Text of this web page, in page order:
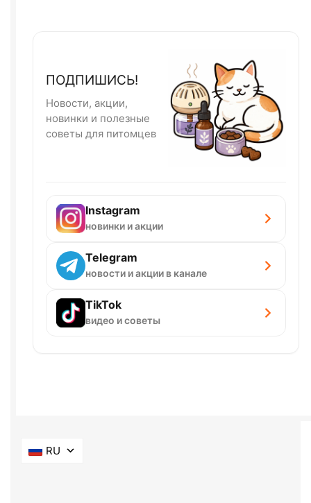
ПОДПИШИСЬ!
Новости, акции,
новинки и полезные
советы для питомцев
Instagram
новинки и акции
Telegram
новости и акции в канале
TikTok
видео и советы
RU